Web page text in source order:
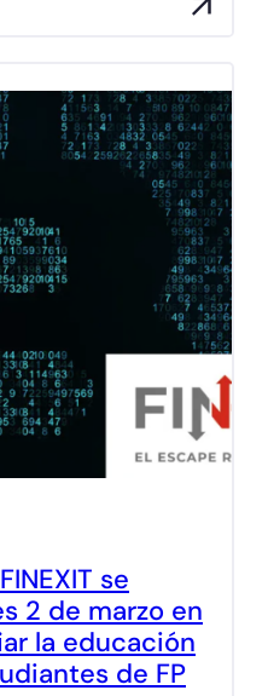
se
2 de marzo en
la educación
de FP